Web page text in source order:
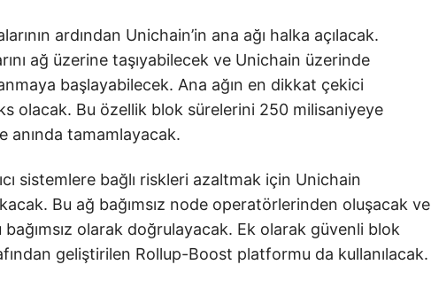
ardından Unichain’in ana ağı halka açılacak.
ağ üzerine taşıyabilecek ve Unichain üzerinde
başlayabilecek. Ana ağın en dikkat çekici
olacak. Bu özellik blok sürelerini 250 milisaniyeye
anında tamamlayacak.
sistemlere bağlı riskleri azaltmak için Unichain
Bu ağ bağımsız node operatörlerinden oluşacak ve
olarak doğrulayacak. Ek olarak güvenli blok
geliştirilen Rollup-Boost platformu da kullanılacak.